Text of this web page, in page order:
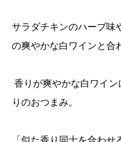
サラダチキンのハーブ味
の爽やかな白ワインと合
香りが爽やかな白ワイ
りのおつまみ。
「似た香り同士を合わ